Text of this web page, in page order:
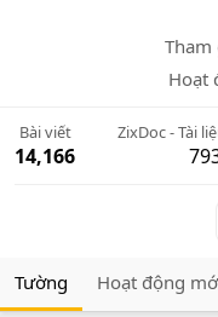
Tham
Hoạt
Bài viết
14,166
ZixDoc - Tài
Tường Hoạt động